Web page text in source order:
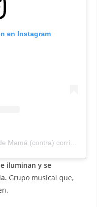
en Instagram
(@mamacontracorriente)
iluminan y se
Grupo musical que,